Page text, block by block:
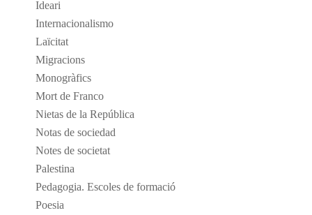
Ideari
Internacionalismo
Laïcitat
Migracions
Monogràfics
Mort de Franco
Nietas de la República
Notas de sociedad
Notes de societat
Palestina
Pedagogia. Escoles de formació
Poesia